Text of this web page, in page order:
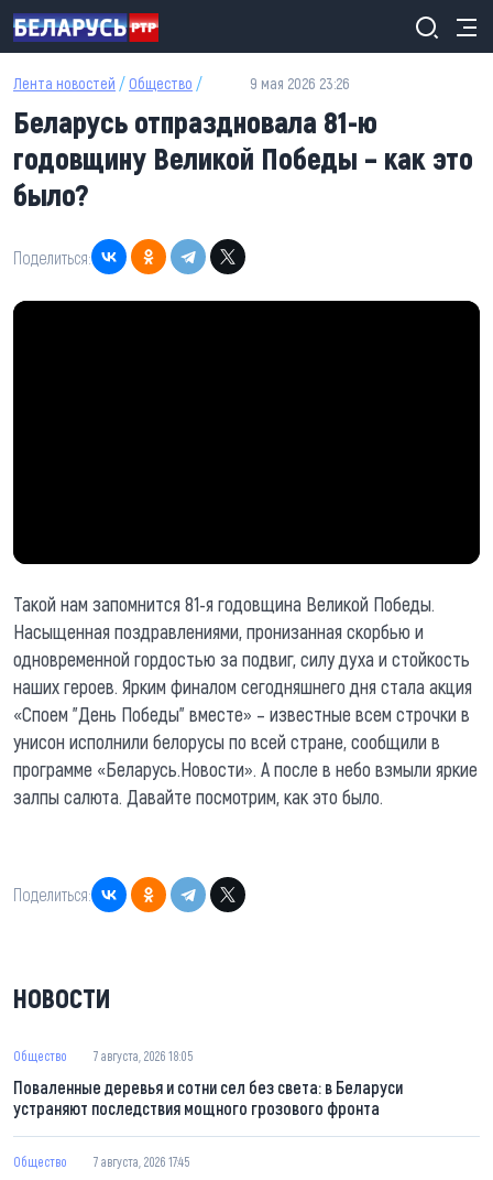
Перейти к основному содержанию
Лента новостей / Общество / 9 мая 2026 23:26
Беларусь отпраздновала 81-ю
годовщину Великой Победы – как это
было?
Поделиться:
Такой нам запомнится 81-я годовщина Великой Победы.
Насыщенная поздравлениями, пронизанная скорбью и
одновременной гордостью за подвиг, силу духа и стойкость
наших героев. Ярким финалом сегодняшнего дня стала акция
«Споем "День Победы" вместе» – известные всем строчки в
унисон исполнили белорусы по всей стране, сообщили в
программе «Беларусь.Новости». А после в небо взмыли яркие
залпы салюта. Давайте посмотрим, как это было.
Поделиться:
НОВОСТИ
Общество 7 августа, 2026 18:05
Поваленные деревья и сотни сел без света: в Беларуси
устраняют последствия мощного грозового фронта
Общество 7 августа, 2026 17:45